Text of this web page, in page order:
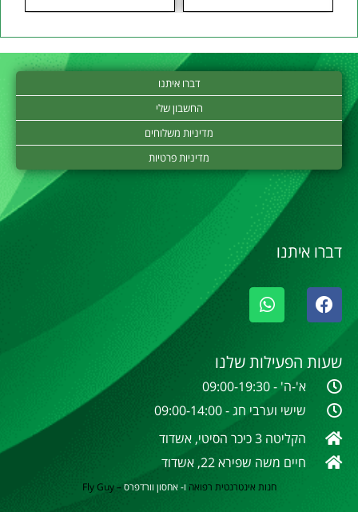
דברו איתנו
החשבון שלי
מדיניות משלוחים
מדיניות פרטיות
דברו איתנו
שעות הפעילות שלנו
א'-ה' - 09:00-19:30
שישי וערבי חג - 09:00-14:00
הקליטה 3 כיכר הסיטי, אשדוד
חיים משה שפירא 22, אשדוד
חנות אינטרנטית רפואה ו- אחסון וורדפרס–
Fly Guy